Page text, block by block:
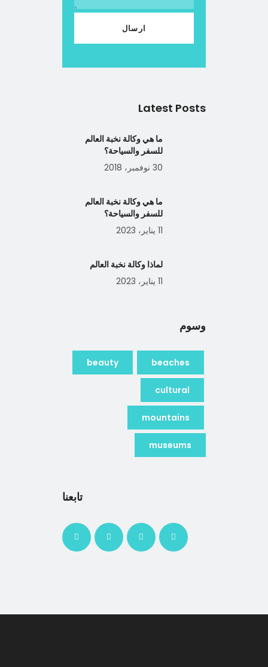
Latest Posts
ما هي وكالة نخبة العالم
للسفر والسياحة؟
30 نوفمبر، 2018
ما هي وكالة نخبة العالم
للسفر والسياحة؟
11 يناير، 2023
لماذا وكالة نخبة العالم
11 يناير، 2023
وسوم
beaches
beauty
cultural
mountains
museums
تابعنا